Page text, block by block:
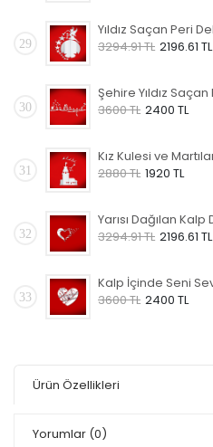
29
3294.91 TL 2196.61 TL
30
3600 TL 2400 TL
31
2880 TL 1920 TL
32
3294.91 TL 2196.61 TL
33
3600 TL 2400 TL
Ürün Özellikleri
Yorumlar (0)